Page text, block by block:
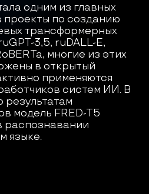
одним из главных
проекты по созданию
трансформерных
3,5, ruDALL-E,
многие из этих
в открытый
применяются
систем ИИ. В
результатам
модель FRED-T5
распознавании
языке.